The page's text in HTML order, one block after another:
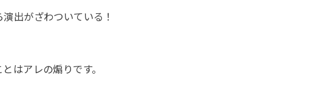
出がざわついている！
はアレの煽りです。